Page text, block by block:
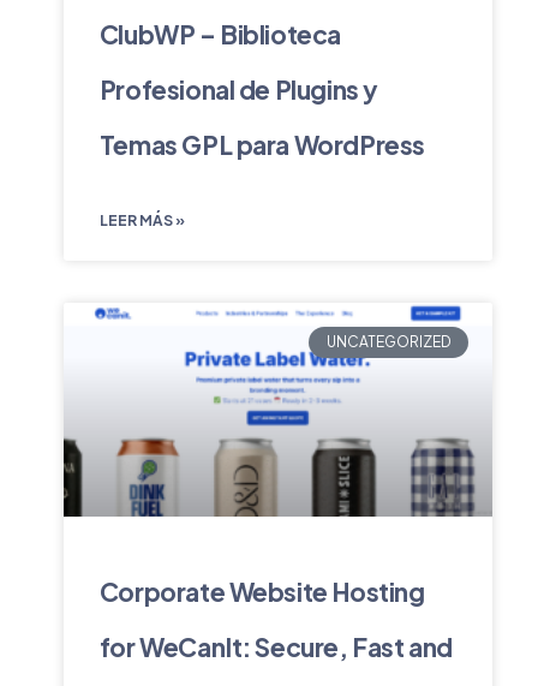
ClubWP – Biblioteca
Profesional de Plugins y
Temas GPL para WordPress
LEER MÁS »
UNCATEGORIZED
Corporate Website Hosting
for WeCanIt: Secure, Fast and